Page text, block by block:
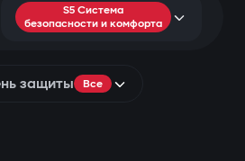
S5 Система
безопасности и комфорта
защиты Все